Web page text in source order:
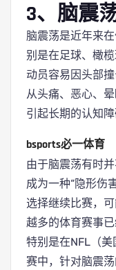
3、脑震
脑震荡是近年来
别是在足球、橄
动员容易因头部
从头痛、恶心、
引起长期的认知障
bsports必一体育
由于脑震荡有时
成为一种“隐形伤
选择继续比赛，
越多的体育赛事
特别是在NFL（
赛中，针对脑震荡